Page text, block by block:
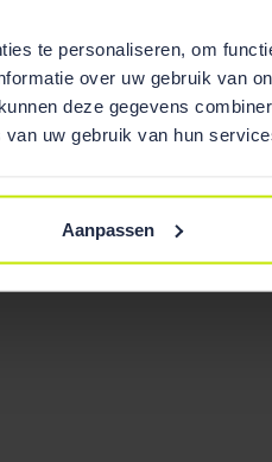
te personaliseren, om
over uw gebruik van
deze gegevens
uw gebruik van hun
Aanpassen
Adinda de Jonge